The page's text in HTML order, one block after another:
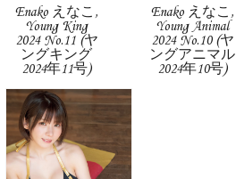
Enako えなこ,
Young King
2024 No.11 (ヤ
ングキング
2024年11号)
Enako えなこ,
Young Animal
2024 No.10 (ヤ
ングアニマル
2024年10号)